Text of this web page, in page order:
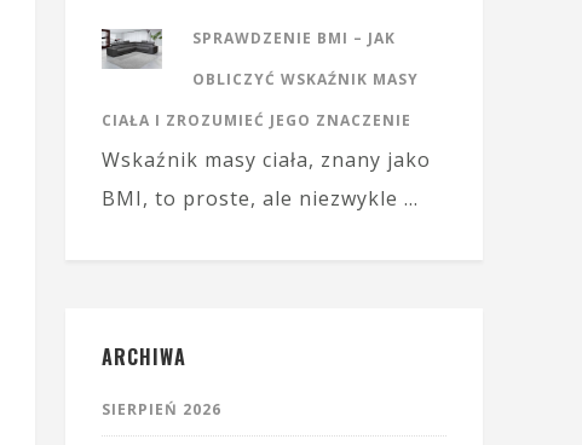
SPRAWDZENIE BMI – JAK
OBLICZYĆ WSKAŹNIK MASY
CIAŁA I ZROZUMIEĆ JEGO ZNACZENIE
Wskaźnik masy ciała, znany jako
BMI, to proste, ale niezwykle …
ARCHIWA
SIERPIEŃ 2026